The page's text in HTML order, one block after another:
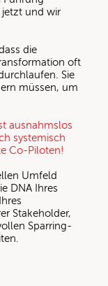
jetzt und wir
die
oft
Sie
müssen, um
ausnahmslos
systemisch
Co-Piloten!
Umfeld
DNA Ihres
Stakeholder,
Sparring-